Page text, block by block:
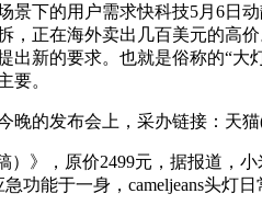
的用户需求快科技5月6日
正在海外卖出几百美元的
新的要求。也就是俗称的“
要。
发布会上，采办链接：天猫(
，原价2499元，据报道，
能于一身，cameljeans头灯日